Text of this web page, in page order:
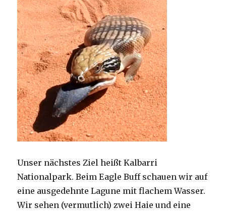
Unser nächstes Ziel heißt Kalbarri
Nationalpark. Beim Eagle Buff schauen wir auf
eine ausgedehnte Lagune mit flachem Wasser.
Wir sehen (vermutlich) zwei Haie und eine